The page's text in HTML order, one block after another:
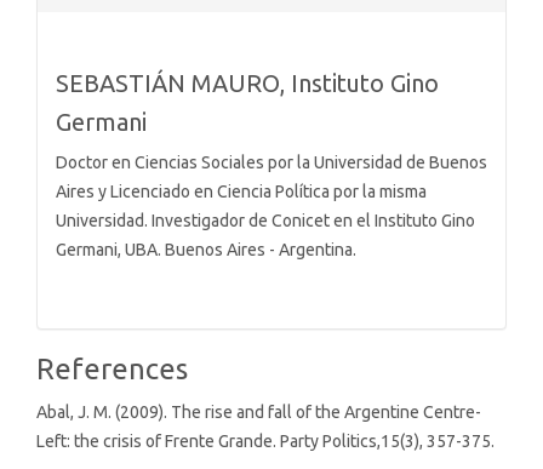
SEBASTIÁN MAURO, Instituto Gino
Germani
Doctor en Ciencias Sociales por la Universidad de Buenos
Aires y Licenciado en Ciencia Política por la misma
Universidad. Investigador de Conicet en el Instituto Gino
Germani, UBA. Buenos Aires - Argentina.
References
Abal, J. M. (2009). The rise and fall of the Argentine Centre-
Left: the crisis of Frente Grande. Party Politics,15(3), 357-375.